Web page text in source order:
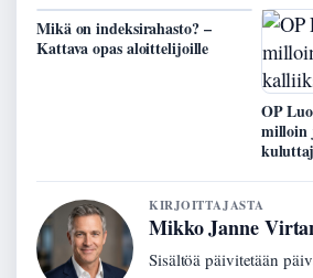
Mikä on indeksirahasto? –
Kattava opas aloittelijoille
OP
milloin
KIRJOITTAJASTA
Mikko Janne
Sisältöä päivitetään